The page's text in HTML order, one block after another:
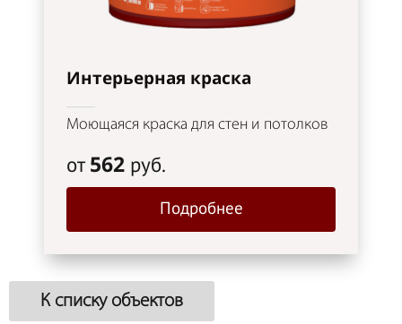
Интерьерная краска
Моющаяся краска для стен и потолков
от 562 руб.
Подробнее
К списку объектов